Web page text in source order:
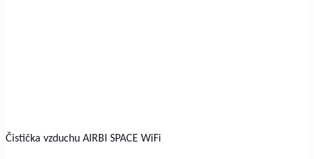
Čistička vzduchu AIRBI SPACE WiFi